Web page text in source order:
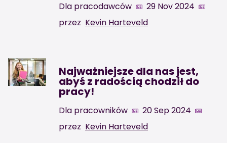
Dla pracodawców
29 Nov 2024
przez Kevin Harteveld
Najważniejsze dla nas jest,
abyś z radością chodził do
pracy!
Dla pracowników
20 Sep 2024
przez Kevin Harteveld